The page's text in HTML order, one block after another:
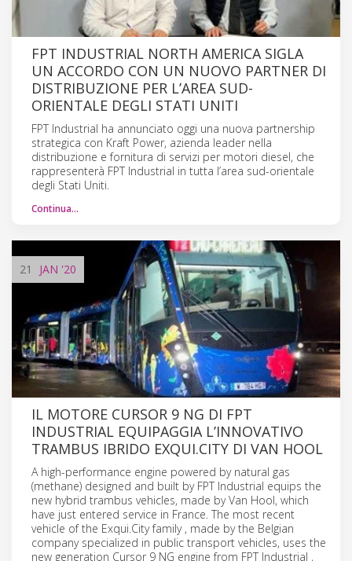
FPT INDUSTRIAL NORTH AMERICA SIGLA
UN ACCORDO CON UN NUOVO PARTNER DI
DISTRIBUZIONE PER L’AREA SUD-
ORIENTALE DEGLI STATI UNITI
FPT Industrial ha annunciato oggi una nuova partnership
strategica con Kraft Power, azienda leader nella
distribuzione e fornitura di servizi per motori diesel, che
rappresenterà FPT Industrial in tutta l’area sud-orientale
degli Stati Uniti.
Continua…
21 JAN '20
IL MOTORE CURSOR 9 NG DI FPT
INDUSTRIAL EQUIPAGGIA L’INNOVATIVO
TRAMBUS IBRIDO EXQUI.CITY DI VAN HOOL
A high-performance engine powered by natural gas
(methane) designed and built by FPT Industrial equips the
new hybrid trambus vehicles, made by Van Hool, which
have just entered service in France. The most recent
vehicle of the Exqui.City family , made by the Belgian
company specialized in public transport vehicles, uses the
new generation Cursor 9 NG engine from FPT Industrial ,